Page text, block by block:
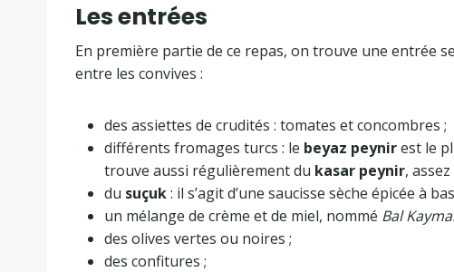
Les entrées
En première partie de ce repas, on trouve une entrée
entre les convives :
des assiettes de crudités : tomates et concombres ;
différents fromages turcs : le beyaz peynirest le
trouve aussi régulièrement du kasar peynir,
du suçuk: il s’agit d’une saucisse sèche épicée à
un mélange de crème et de miel, nommé Bal
des olives vertes ou noires ;
des confitures ;